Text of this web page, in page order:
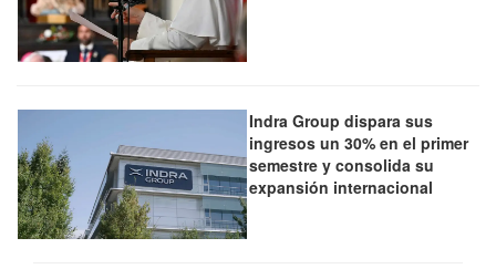
Indra Group dispara sus
ingresos un 30% en el primer
semestre y consolida su
expansión internacional